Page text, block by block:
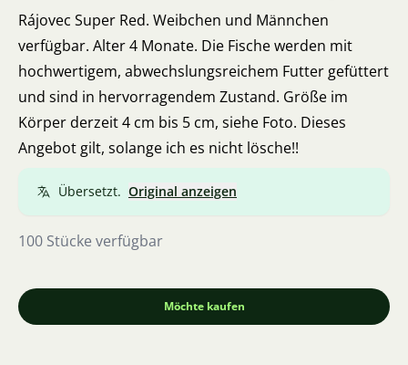
Rájovec Super Red. Weibchen und Männchen
verfügbar. Alter 4 Monate. Die Fische werden mit
hochwertigem, abwechslungsreichem Futter gefüttert
und sind in hervorragendem Zustand. Größe im
Körper derzeit 4 cm bis 5 cm, siehe Foto. Dieses
Angebot gilt, solange ich es nicht lösche!!
Übersetzt. Original anzeigen
100 Stücke verfügbar
Möchte kaufen